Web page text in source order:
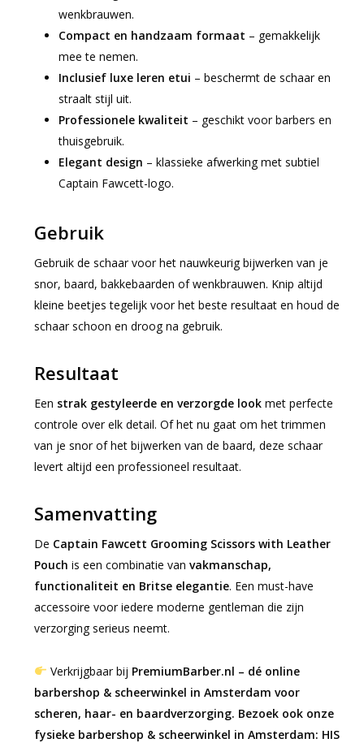
wenkbrauwen.
Compact en handzaam formaat – gemakkelijk
mee te nemen.
Inclusief luxe leren etui – beschermt de schaar en
straalt stijl uit.
Professionele kwaliteit – geschikt voor barbers en
thuisgebruik.
Elegant design – klassieke afwerking met subtiel
Captain Fawcett-logo.
Gebruik
Gebruik de schaar voor het nauwkeurig bijwerken van je
snor, baard, bakkebaarden of wenkbrauwen. Knip altijd
kleine beetjes tegelijk voor het beste resultaat en houd de
schaar schoon en droog na gebruik.
Resultaat
Een strak gestyleerde en verzorgde lookmet perfecte
controle over elk detail. Of het nu gaat om het trimmen
van je snor of het bijwerken van de baard, deze schaar
levert altijd een professioneel resultaat.
Samenvatting
De Captain Fawcett Grooming Scissors with Leather
Pouch is een combinatie van vakmanschap,
functionaliteit en Britse elegantie. Een must-have
accessoire voor iedere moderne gentleman die zijn
verzorging serieus neemt.
Verkrijgbaar bij PremiumBarber.nl – dé online
barbershop & scheerwinkel in Amsterdam voor
scheren, haar- en baardverzorging. Bezoek ook onze
fysieke barbershop & scheerwinkel in Amsterdam: HIS